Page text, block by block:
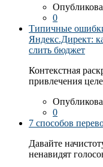
0
Типичные
Яндекс.Директ:
слить бюджет
Контекстная
привлечения
0
7 способов
Давайте
ненавидят